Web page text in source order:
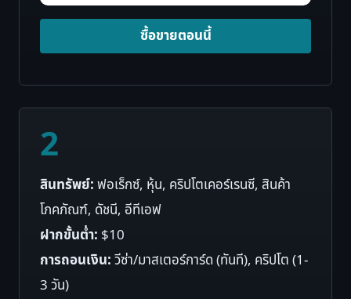
ซื้อขายตอนนี้
2
สินทรัพย์:ฟอเร็กซ์, หุ้น, คริปโตเคอร์เรนซี, สินค้า
โภคภัณฑ์, ดัชนี, อีทีเอฟ
ฝากขั้นต่ำ: $10
การถอนเงิน:วีซ่า/มาสเตอร์การ์ด (ทันที), คริปโต (1-
3 วัน)